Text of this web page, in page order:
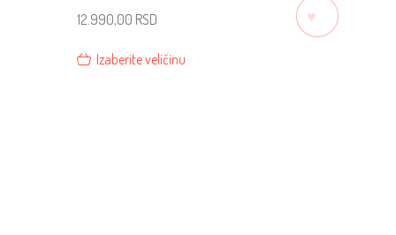
12.990,00 RSD
Izaberite veličinu